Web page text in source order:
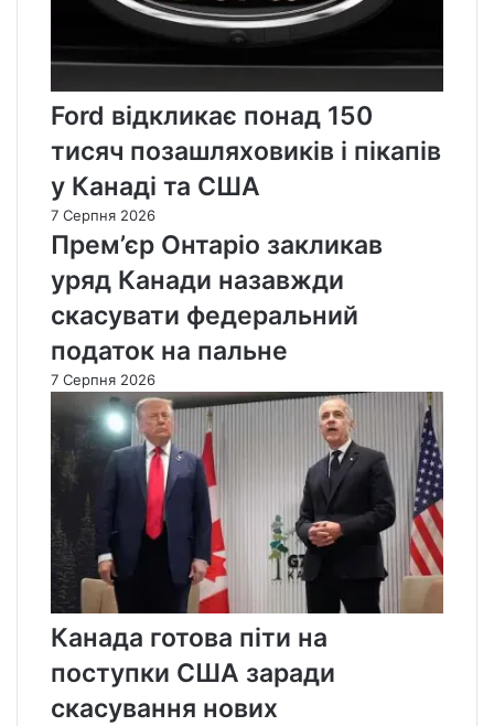
Ford відкликає понад 150
тисяч позашляховиків і пікапів
у Канаді та США
7 Серпня 2026
Прем’єр Онтаріо закликав
уряд Канади назавжди
скасувати федеральний
податок на пальне
7 Серпня 2026
Канада готова піти на
поступки США заради
скасування нових